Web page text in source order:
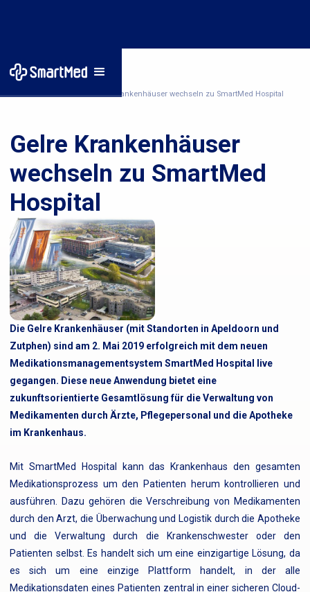
Startseite/Nachrichten/Gelre Krankenhäuser wechseln zu SmartMed Hospital
Gelre Krankenhäuser
wechseln zu SmartMed
Hospital
Die Gelre Krankenhäuser (mit Standorten in Apeldoorn und
Zutphen) sind am 2. Mai 2019 erfolgreich mit dem neuen
Medikationsmanagementsystem SmartMed Hospital live
gegangen. Diese neue Anwendung bietet eine
zukunftsorientierte Gesamtlösung für die Verwaltung von
Medikamenten durch Ärzte, Pflegepersonal und die Apotheke
im Krankenhaus.
Mit SmartMed Hospital kann das Krankenhaus den gesamten
Medikationsprozess um den Patienten herum kontrollieren und
ausführen. Dazu gehören die Verschreibung von Medikamenten
durch den Arzt, die Überwachung und Logistik durch die Apotheke
und die Verwaltung durch die Krankenschwester oder den
Patienten selbst. Es handelt sich um eine einzigartige Lösung, da
es sich um eine einzige Plattform handelt, in der alle
Medikationsdaten eines Patienten zentral in einer sicheren Cloud-